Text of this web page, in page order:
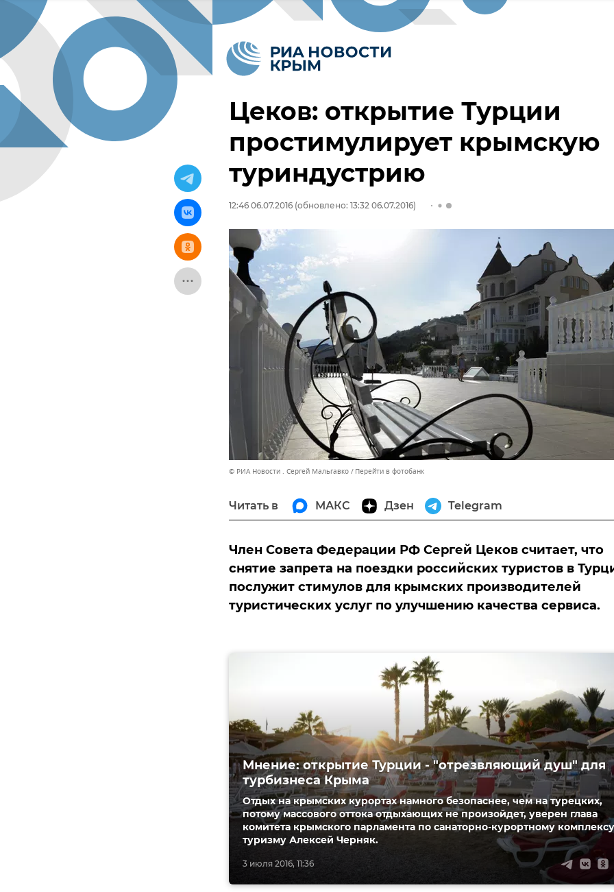
Цеков: открытие Турции
простимулирует крымскую
туриндустрию
12:46 06.07.2016 (обновлено: 13:32 06.07.2016)
© РИА Новости . Сергей Мальгавко Перейти в фотобанк
Читать в МАКС Дзен Telegram
Член Совета Федерации РФ Сергей Цеков считает, что
снятие запрета на поездки российских туристов в
послужит стимулов для крымских производителей
туристических услуг по улучшению качества сервиса.
3 июля 2016, 11:36
Мнение: открытие Турции - "отрезвляющий душ" для
турбизнеса Крыма
Отдых на крымских курортах намного безопаснее, чем на турецких,
потому массового оттока отдыхающих не произойдет, уверен глава
комитета крымского парламента по санаторно-курортному
туризму Алексей Черняк.